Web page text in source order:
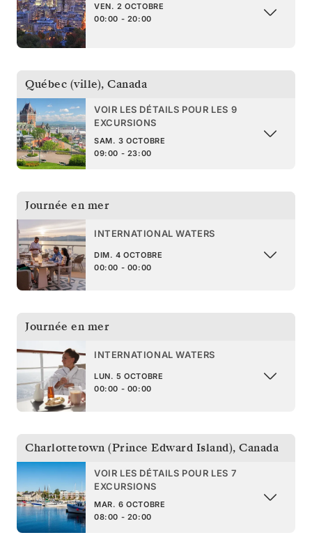
VEN. 2 OCTOBRE
00:00 - 20:00
Québec (ville), Canada
VOIR LES DÉTAILS POUR LES 9
EXCURSIONS
SAM. 3 OCTOBRE
09:00 - 23:00
Journée en mer
INTERNATIONAL WATERS
DIM. 4 OCTOBRE
00:00 - 00:00
Journée en mer
INTERNATIONAL WATERS
LUN. 5 OCTOBRE
00:00 - 00:00
Charlottetown (Prince Edward Island), Canada
VOIR LES DÉTAILS POUR LES 7
EXCURSIONS
MAR. 6 OCTOBRE
08:00 - 20:00